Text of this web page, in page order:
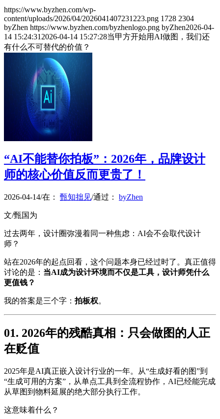
https://www.byzhen.com/wp-
content/uploads/2026/04/2026041407231223.png 1728 2304
byZhen https://www.byzhen.com/byzhenlogo.png byZhen2026-04-
14 15:24:31 2026-04-14 15:27:28当甲方开始用AI做图，我们还
有什么不可替代的价值？
“AI不能替你拍板”：2026年，品牌设计
师的核心价值反而更贵了！
2026-04-14/在： 甄知拙见/通过： byZhen
文/甄国为
过去两年，设计圈弥漫着同一种焦虑：AI会不会取代设计
师？
站在2026年的起点回看，这个问题本身已经过时了。真正值得
讨论的是： 当AI成为设计环境而不仅是工具，设计师凭什么
更值钱？
我的答案是三个字： 拍板权。
01. 2026年的残酷真相：只会做图的人正
在贬值
2025年是AI真正嵌入设计行业的一年。从“生成好看的图”到
“生成可用的方案”，从单点工具到全流程协作，AI已经能完成
从草图到物料延展的绝大部分执行工作。
这意味着什么？